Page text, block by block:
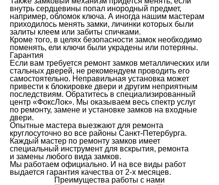
внутрь сердцевины попал инородный предмет,
например, обломок ключа. А иногда нашим мастерам
приходилось менять замки, личинки которых были
залиты клеем или забиты спичками.
Кроме того, в целях безопасности замок необходимо
поменять, ели ключи были украдены или потеряны.
Гарантия
Если вам требуется ремонт замков металлических или
стальных дверей, не рекомендуем проводить его
самостоятельно. Неправильная установка может
привести к блокировке двери и другим неприятным
последствиям. Обратитесь в специализированный
центр «ФоксЛок». Мы оказываем весь спектр услуг
по ремонту, замене и установке замков на входные
двери.
Опытные мастера выезжают для ремонта
круглосуточно во все районы Санкт-Петербурга.
Каждый мастер по ремонту замков имеет
специальный инструмент для вскрытия, ремонта
и замены любого вида замков.
Мы работаем официально. И на все виды работ
выдается гарантия качества от 2-х месяцев.
Преимущества работы с нами